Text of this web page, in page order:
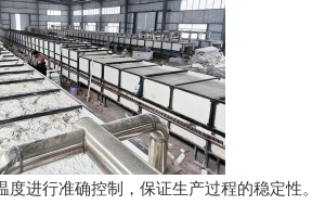
进行准确控制，保证生产过程的稳定性。